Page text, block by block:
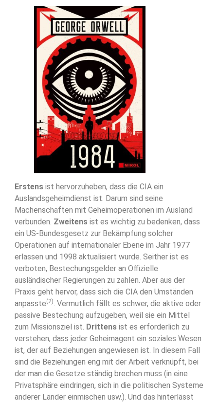
Erstens ist hervorzuheben, dass die CIA ein
Auslandsgeheimdienst ist. Darum sind seine
Machenschaften mit Geheimoperationen im Ausland
verbunden. Zweitens ist es wichtig zu bedenken, dass
ein US-Bundesgesetz zur Bekämpfung solcher
Operationen auf internationaler Ebene im Jahr 1977
erlassen und 1998 aktualisiert wurde. Seither ist es
verboten, Bestechungsgelder an Offizielle
ausländischer Regierungen zu zahlen. Aber aus der
Praxis geht hervor, dass sich die CIA den Umständen
anpasste(2). Vermutlich fällt es schwer, die aktive oder
passive Bestechung aufzugeben, weil sie ein Mittel
zum Missionsziel ist. Drittens ist es erforderlich zu
verstehen, dass jeder Geheimagent ein soziales Wesen
ist, der auf Beziehungen angewiesen ist. In diesem Fall
sind die Beziehungen eng mit der Arbeit verknüpft, bei
der man die Gesetze ständig brechen muss (in eine
Privatsphäre eindringen, sich in die politischen Systeme
anderer Länder einmischen usw.). Und das hinterlässt